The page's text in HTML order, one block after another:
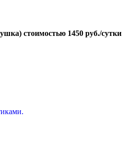
стоимостью 1450 руб./сутки